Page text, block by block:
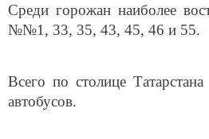
Среди горожан наиболее
№№1, 33, 35, 43, 45, 46 и 55.
Всего по столице
автобусов.